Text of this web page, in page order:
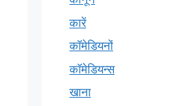
कारें
कॉमेडियनों
कॉमेडियन्स
खाना